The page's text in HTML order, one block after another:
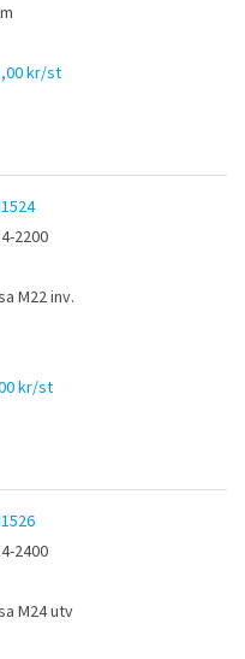
kr/st
2200
M22 inv.
kr/st
2400
M24 utv